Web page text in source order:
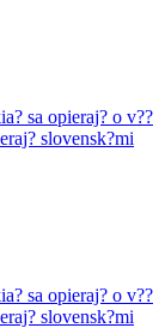
sa opieraj? o v??
slovensk?mi
sa opieraj? o v??
slovensk?mi